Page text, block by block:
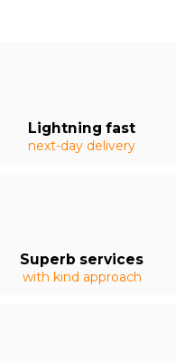
Lightning fast
next-day delivery
Superb services
with kind approach